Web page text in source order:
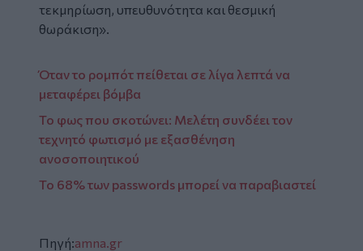
τεκμηρίωση, υπευθυνότητα και θεσμική
θωράκιση».
Όταν το ρομπότ πείθεται σε λίγα λεπτά να
μεταφέρει βόμβα
Το φως που σκοτώνει: Μελέτη συνδέει τον
τεχνητό φωτισμό με εξασθένηση
ανοσοποιητικού
Το 68% των passwords μπορεί να παραβιαστεί
Πηγή:amna.gr